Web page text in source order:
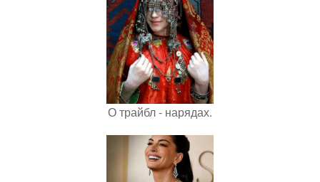
О трайбл - нарядах.